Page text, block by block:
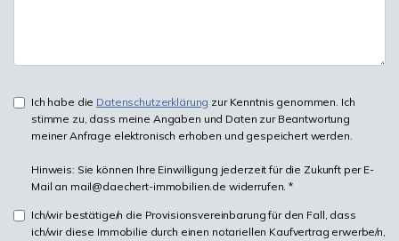
Ich habe die Datenschutzerklärung zur Kenntnis genommen. Ich
stimme zu, dass meine Angaben und Daten zur Beantwortung
meiner Anfrage elektronisch erhoben und gespeichert werden.
Hinweis: Sie können Ihre Einwilligung jederzeit für die Zukunft per E-
Mail an mail@daechert-immobilien.de widerrufen. *
Ich/wir bestätige/n die Provisionsvereinbarung für den Fall, dass
ich/wir diese Immobilie durch einen notariellen Kaufvertrag erwerbe/n,